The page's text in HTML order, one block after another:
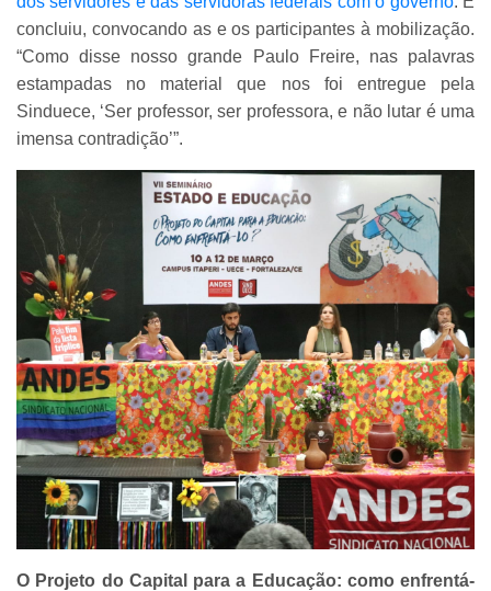
concluiu, convocando as e os participantes à mobilização.
“Como disse nosso grande Paulo Freire, nas palavras
estampadas no material que nos foi entregue pela
Sinduece, ‘Ser professor, ser professora, e não lutar é uma
imensa contradição’”.
O Projeto do Capital para a Educação: como enfrentá-